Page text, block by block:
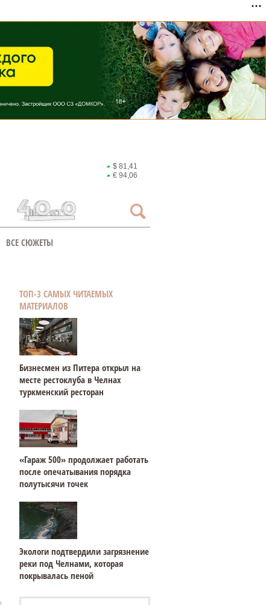
$ 81,41
€ 94,06
ВСЕ СЮЖЕТЫ
ТОП-3 САМЫХ ЧИТАЕМЫХ
МАТЕРИАЛОВ
Бизнесмен из Питера открыл на
месте рестоклуба в Челнах
туркменский ресторан
«Гараж 500» продолжает работать
после опечатывания порядка
полутысячи точек
Экологи подтвердили загрязнение
реки под Челнами, которая
покрывалась пеной